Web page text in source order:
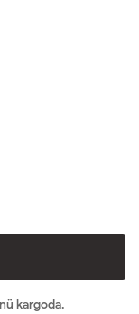
kargoda.